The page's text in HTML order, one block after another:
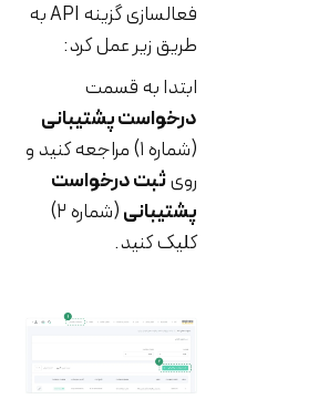
فعالسازی گزینه API به
طریق زیر عمل کرد:
ابتدا به قسمت
درخواست پشتیبانی
(شماره ۱) مراجعه کنید و
ثبت درخواست
پشتیبانی
(شماره ۲)
کلیک کنید.